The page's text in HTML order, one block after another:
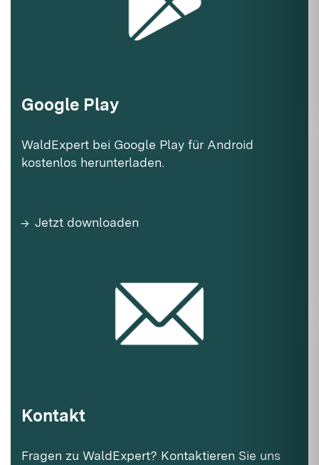
Google Play
WaldExpert bei Google Play für Android
kostenlos herunterladen.
Jetzt downloaden
Kontakt
Fragen zu WaldExpert? Kontaktieren Sie uns